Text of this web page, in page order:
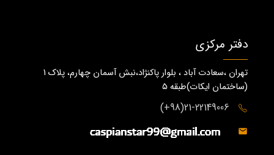
دفتر مرکزی
تهران ،سعادت آباد ، بلوار پاکنژاد،نبش آسمان چهارم، پلاک 1
(ساختمان ايكات)طبقه ٥
21-22149006(98+)